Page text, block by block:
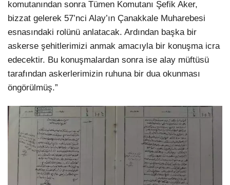
komutanından sonra Tümen Komutanı Şefik Aker,
bizzat gelerek 57’nci Alay’ın Çanakkale Muharebesi
esnasındaki rolünü anlatacak. Ardından başka bir
askerse şehitlerimizi anmak amacıyla bir konuşma icra
edecektir. Bu konuşmalardan sonra ise alay müftüsü
tarafından askerlerimizin ruhuna bir dua okunması
öngörülmüş.”